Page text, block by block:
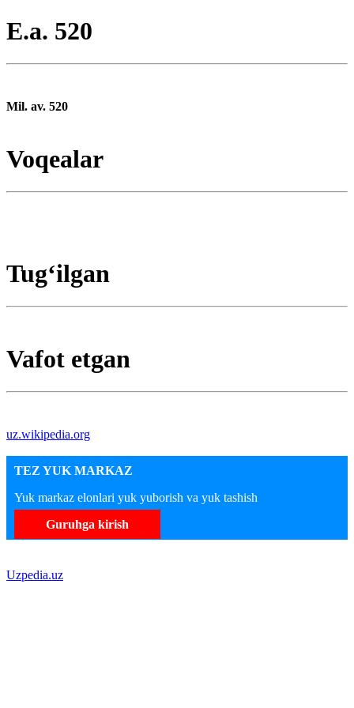
E.a. 520
Mil. av. 520
Voqealar
Tugʻilgan
Vafot etgan
uz.wikipedia.org
TEZ YUK MARKAZ
Yuk markaz elonlari yuk yuborish va yuk tashish
Guruhga kirish
Uzpedia.uz